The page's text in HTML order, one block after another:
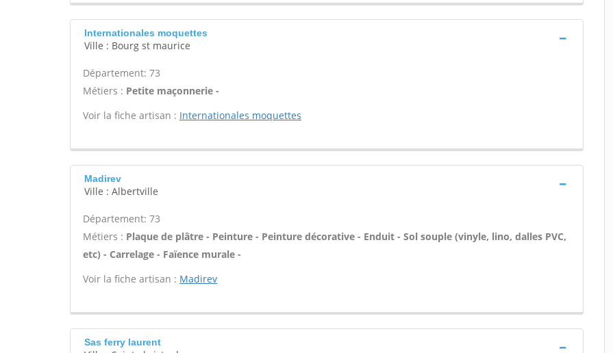
Internationales moquettes
Ville : Bourg st maurice
Département: 73
Métiers : Petite maçonnerie -
Voir la fiche artisan : Internationales moquettes
Madirev
Ville : Albertville
Département: 73
Métiers : Plaque de plâtre - Peinture - Peinture décorative - Enduit - Sol souple (vinyle, lino, dalles PVC,
etc) - Carrelage - Faïence murale -
Voir la fiche artisan : Madirev
Sas ferry laurent